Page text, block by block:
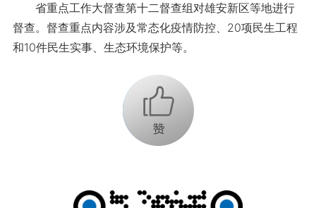
省重点工作大督查第十二督查组对雄安新区等地进行
督查。督查重点内容涉及常态化疫情防控、20项民生工程
和10件民生实事、生态环境保护等。
+1